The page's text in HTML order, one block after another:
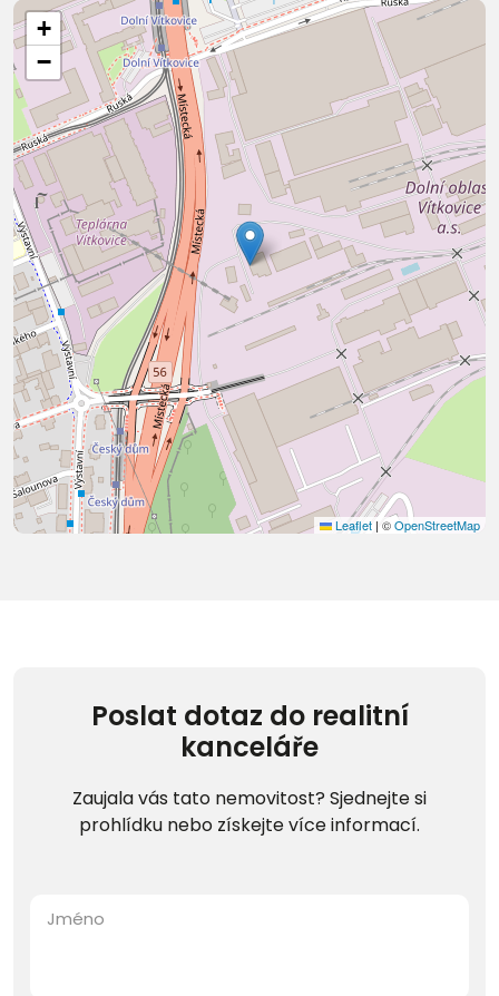
+
−
Leaflet | ©OpenStreetMap
Poslat dotaz do realitní
kanceláře
Zaujala vás tato nemovitost? Sjednejte si
prohlídku nebo získejte více informací.
Jméno